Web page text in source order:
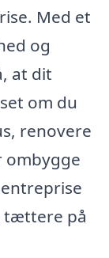
Med et
og
at dit
om du
renovere
ombygge
tættere på